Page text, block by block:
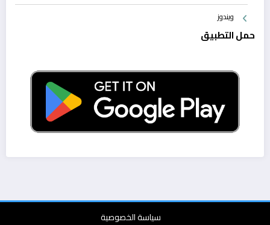
ويندوز
حمل التطبيق
سياسة الخصوصية